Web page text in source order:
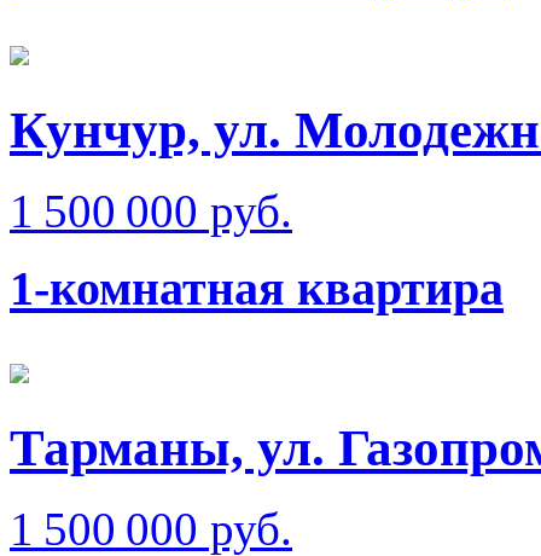
Кунчур, ул.
1 500 000 руб.
1-комнатная квартира
Тарманы, ул.
1 500 000 руб.